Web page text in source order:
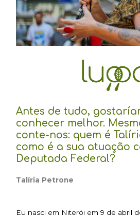
Antes de tudo,
conhecer melhor.
conte-nos: quem é
como é a sua atuação
Deputada Federal?
Talíria Petrone
Eu nasci em Niterói em 9 de abril